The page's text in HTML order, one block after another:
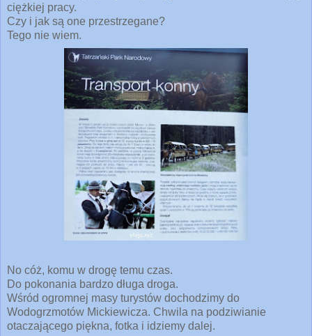
ciężkiej pracy.
Czy i jak są one przestrzegane?
Tego nie wiem.
No cóż, komu w drogę temu czas.
Do pokonania bardzo długa droga.
Wśród ogromnej masy turystów dochodzimy do
Wodogrzmotów Mickiewicza. Chwila na podziwianie
otaczającego piękna, fotka i idziemy dalej.